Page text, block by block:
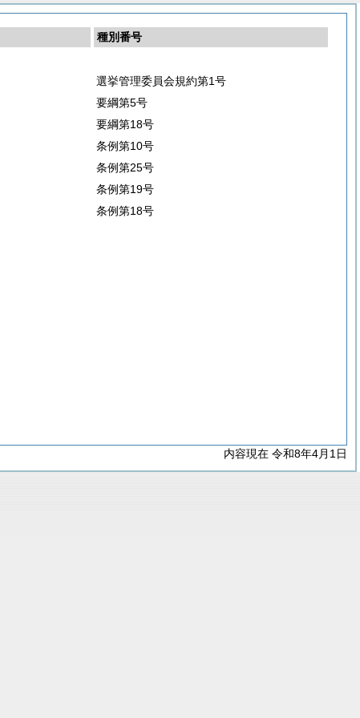
種別番号
選挙管理委員会規約第1号
要綱第5号
要綱第18号
条例第10号
条例第25号
条例第19号
条例第18号
内容現在 令和8年4月1日